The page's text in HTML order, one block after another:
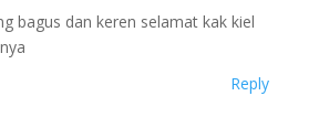
bagus dan keren selamat kak kiel
Reply